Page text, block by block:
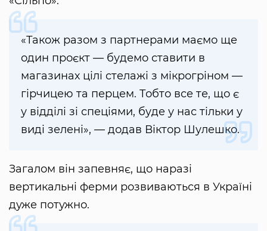
«Також разом з партнерами маємо ще
один проєкт — будемо ставити в
магазинах цілі стелажі з мікрогріном —
гірчицею та перцем. Тобто все те, що є
у відділі зі спеціями, буде у нас тільки у
виді зелені», — додав Віктор Шулешко.
Загалом він запевняє, що наразі
вертикальні ферми розвиваються в Україні
дуже потужно.